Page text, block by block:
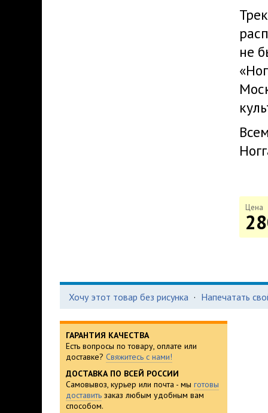
не
Цена
Хочу этот товар без рисунка · Напечатать
ГАРАНТИЯ КАЧЕСТВА
Есть вопросы по товару, оплате или
доставке? Свяжитесь с нами!
ДОСТАВКА ПО ВСЕЙ РОССИИ
Самовывоз, курьер или почта - мы готовы
доставить заказ любым удобным вам
способом.